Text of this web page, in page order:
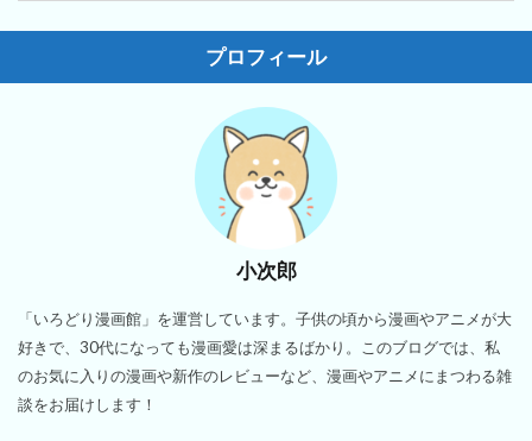
プロフィール
小次郎
「いろどり漫画館」を運営しています。子供の頃から漫画やアニメが大
好きで、30代になっても漫画愛は深まるばかり。このブログでは、私
のお気に入りの漫画や新作のレビューなど、漫画やアニメにまつわる雑
談をお届けします！